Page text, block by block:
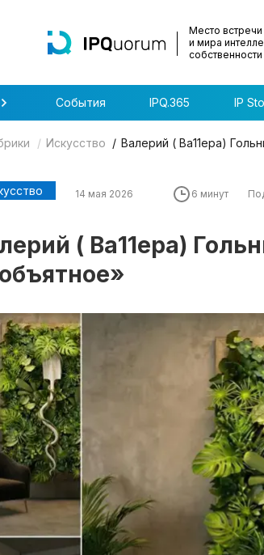
индустрии
Место встречи
и мира
собственности
События IPQ.365 IP
Искусство Валерий ( Ва11ера)
14 мая 2026 6 минут
( Ва11ера)